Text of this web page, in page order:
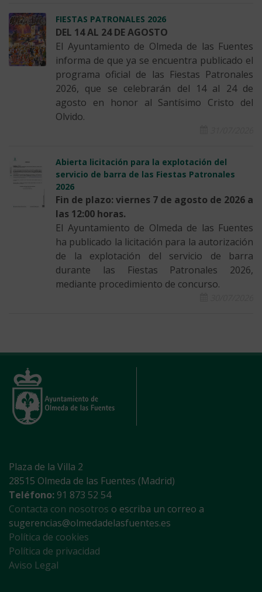
FIESTAS PATRONALES 2026
DEL 14 AL 24 DE AGOSTO
El Ayuntamiento de Olmeda de las Fuentes
informa de que ya se encuentra publicado el
programa oficial de las Fiestas Patronales
2026, que se celebrarán del 14 al 24 de
agosto en honor al Santísimo Cristo del
Olvido.
Abierta licitación para la explotación del
servicio de barra de las Fiestas Patronales
2026
Fin de plazo: viernes 7 de agosto de 2026 a
las 12:00 horas.
El Ayuntamiento de Olmeda de las Fuentes
ha publicado la licitación para la autorización
de la explotación del servicio de barra
durante las Fiestas Patronales 2026,
mediante procedimiento de concurso.
Plaza de la Villa 2
28515 Olmeda de las Fuentes (Madrid)
Teléfono: 91 873 52 54
Contacta con nosotros o escriba un correo a
sugerencias@olmedadelasfuentes.es
Política de cookies
Política de privacidad
Aviso Legal